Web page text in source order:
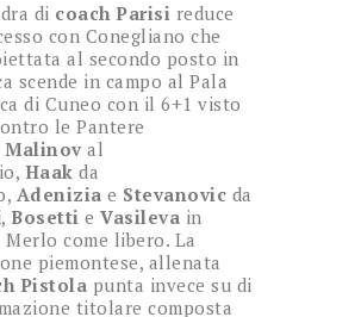
di coach Parisi reduce
con Conegliano che
al secondo posto in
scende in campo al Pala
di Cuneo con il 6+1 visto
le Pantere
Malinov al
Haak da
Adenizia e Stevanovic da
Bosetti e Vasileva in
Merlo come libero. La
piemontese, allenata
Pistola punta invece su di
titolare composta